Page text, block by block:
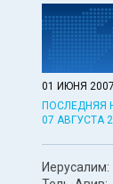
01 ИЮНЯ 2007
ПОСЛЕДНЯЯ
07 АВГУСТА
Иерусалим: